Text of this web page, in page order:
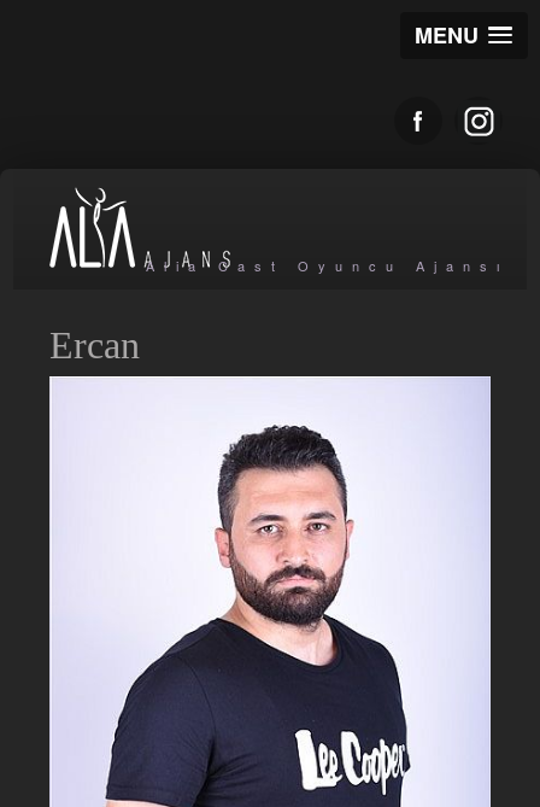
MENU
Alia Cast Oyuncu Ajansı
Ercan